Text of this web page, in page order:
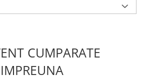
CUMPARATE
IMPREUNA